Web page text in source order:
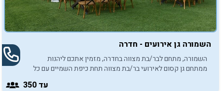
השמורה גן אירועים - חדרה
השמורה, מתחם לבר/בת מצווה בחדרה, מזמין אתכם ליהנות
ממתחם גן קסום לאירועי בר/בת מצווה תחת כיפת השמיים עם כל
עד 350